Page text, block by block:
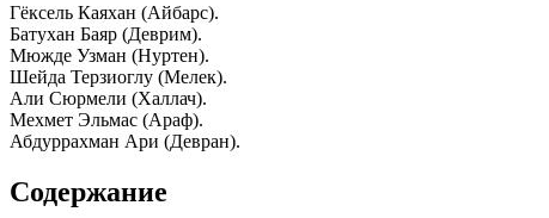
Гёксель Каяхан (Айбарс).
Батухан Баяр (Деврим).
Мюжде Узман (Нуртен).
Шейда Терзиоглу (Мелек).
Али Сюрмели (Халлач).
Мехмет Эльмас (Араф).
Абдуррахман Ари (Девран).
Содержание